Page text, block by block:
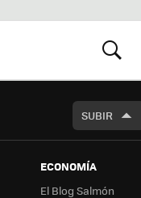
BUSCAR
SUBIR
ECONOMÍA
El Blog Salmón